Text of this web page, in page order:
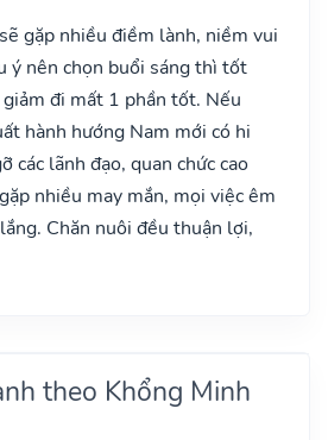
gặp nhiều điềm lành, niềm vui
ý nên chọn buổi sáng thì tốt
đi mất 1 phần tốt. Nếu
hành hướng Nam mới có hi
các lãnh đạo, quan chức cao
nhiều may mắn, mọi việc êm
Chăn nuôi đều thuận lợi,
theo Khổng Minh